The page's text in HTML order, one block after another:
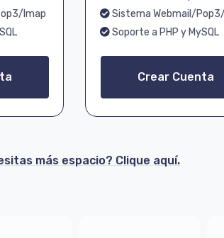
Imap
Sistema Webmail/
Soporte a PHP y MySQL
Crear Cuenta
más espacio? Clique aquí.